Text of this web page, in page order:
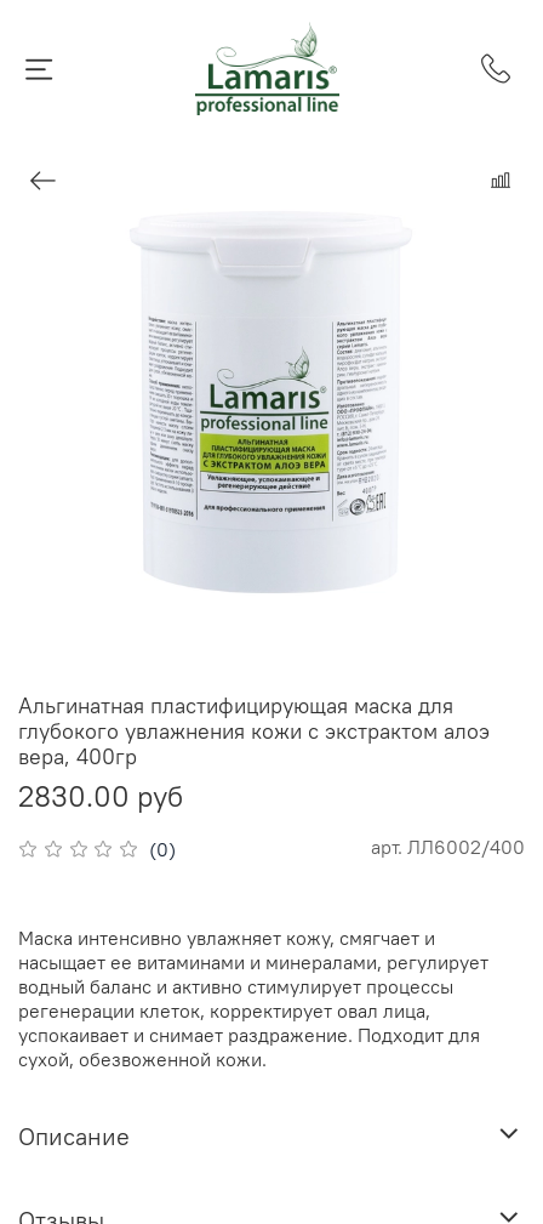
(0) арт. ЛЛ6002/400
Альгинатная пластифицирующая маска для
глубокого увлажнения кожи с экстрактом алоэ
вера, 400гр
2830.00 руб
Маска интенсивно увлажняет кожу, смягчает и
насыщает ее витаминами и минералами, регулирует
водный баланс и активно стимулирует процессы
регенерации клеток, корректирует овал лица,
успокаивает и снимает раздражение. Подходит для
сухой, обезвоженной кожи.
Описание